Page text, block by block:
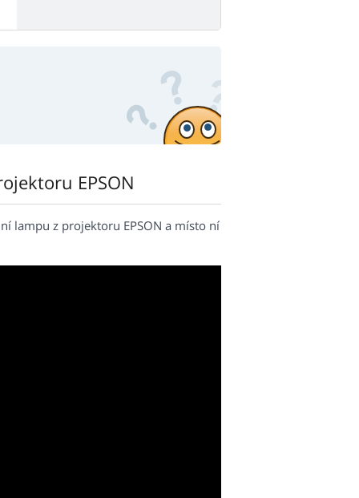
EPSON
lampu z projektoru EPSON a místo ní